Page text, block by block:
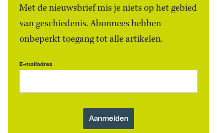
Met de nieuwsbrief mis je niets op het gebied
van geschiedenis. Abonnees hebben
onbeperkt toegang tot alle artikelen.
E-mailadres